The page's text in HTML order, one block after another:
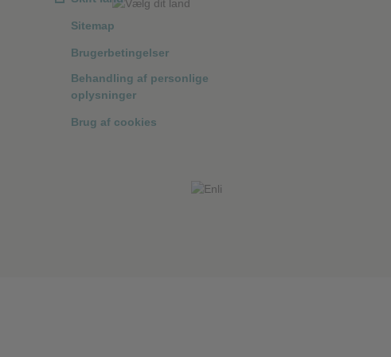
Sitemap
Brugerbetingelser
Behandling af personlige
oplysninger
Brug af cookies